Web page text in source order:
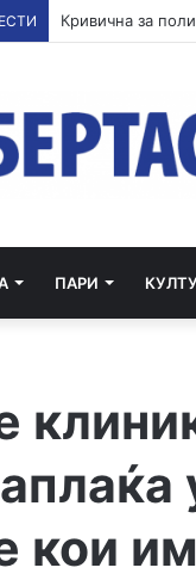
Три ер трактори
ПАРИ
кои